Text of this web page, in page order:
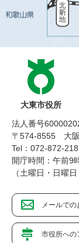
大東市役所
法人番号
〒574-8555 大
Tel：072-872-
開庁時間：午前9
（土曜日・日曜
メールで
市役所への